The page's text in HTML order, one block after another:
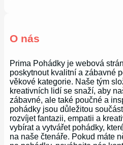
O nás
Prima Pohádky je webová
poskytnout kvalitní a zábavné
věkové kategorie. Naše tým
kreativních lidí se snaží, aby
zábavné, ale také poučné a
pohádky jsou důležitou
rozvíjet fantazii, empatii a
vybírat a vytvářet pohádky,
na naše čtenáře. Pokud máte